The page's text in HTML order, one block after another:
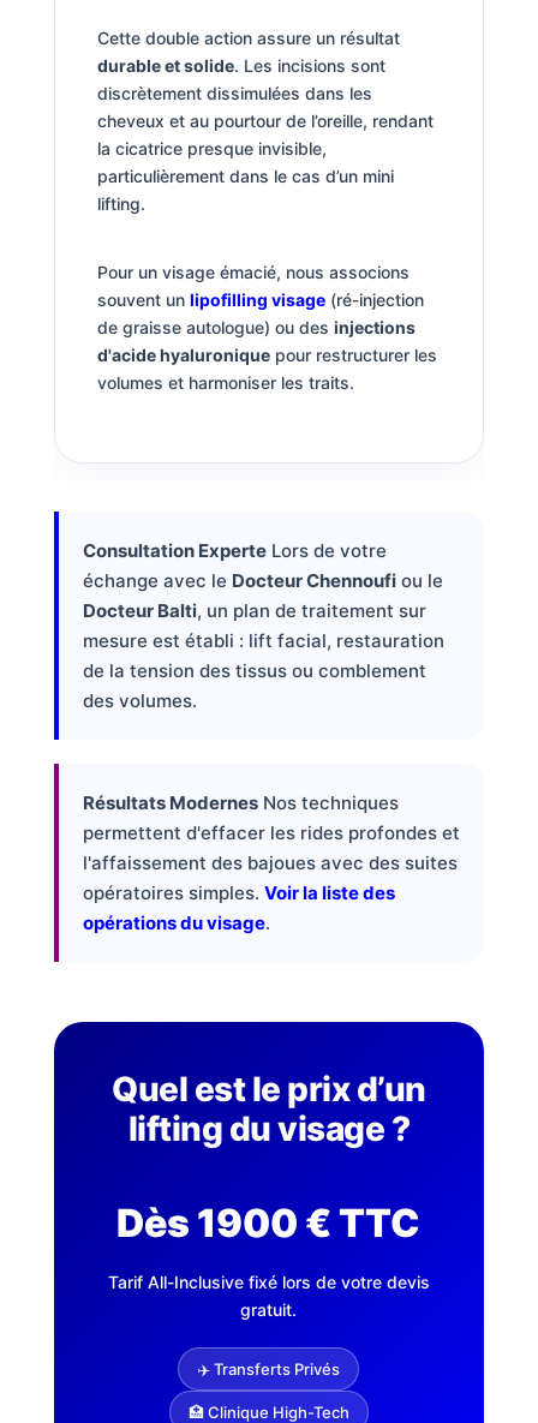
Cette double action assure un résultat
durable et solide. Les incisions sont
discrètement dissimulées dans les
cheveux et au pourtour de l’oreille, rendant
la cicatrice presque invisible,
particulièrement dans le cas d’un mini
lifting.
Pour un visage émacié, nous associons
souvent un lipofilling visage(ré-injection
de graisse autologue) ou des injections
d'acide hyaluroniquepour restructurer les
volumes et harmoniser les traits.
Consultation ExperteLors de votre
échange avec le Docteur Chennoufiou le
Docteur Balti, un plan de traitement sur
mesure est établi : lift facial, restauration
de la tension des tissus ou comblement
des volumes.
Résultats ModernesNos techniques
permettent d'effacer les rides profondes et
l'affaissement des bajoues avec des suites
opératoires simples. Voir la liste des
opérations du visage.
Quel est le prix d’un
lifting du visage ?
Dès 1900 € TTC
Tarif All-Inclusive fixé lors de votre devis
gratuit.
✈️ Transferts Privés
🏥 Clinique High-Tech